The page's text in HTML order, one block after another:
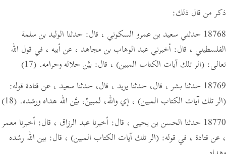
ذكر من قال ذلك:
18768 حدثني سعيد بن عمرو السكوني ،
قال: حدثنا الوليد بن سلمة
الفلسطيني ، قال: أخبرني عبد الوهاب بن مجاهد ، عن أبيه ، في قول الله
تعالى: (الر تلك آيات الكتاب المبين) ، قال: بيَّن حلاله وحرامه. (17)
18769 حدثنا بشر ، قال، حدثنا يزيد ، قال، حدثنا سعيد ،
عن قتادة قوله:
(الر تلك آيات الكتاب المبين) ، إي والله، لمبينٌ، بيَّن الله هداه ورشده. (18)
18770 حدثنا الحسن بن يحيى ،
قال: أخبرنا عبد الرزاق ، قال: أخبرنا معمر
، عن قتادة ، في قوله: (الر تلك آيات الكتاب المبين) ، قال: بين الله رشده